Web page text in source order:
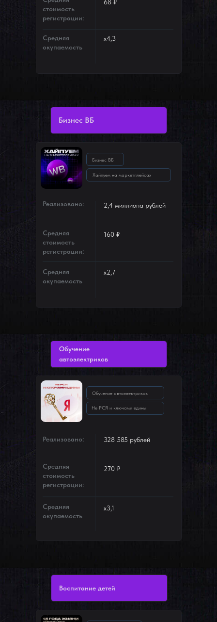
68 ₽
х4,3
стоимость
регистрации:
Средняя
окупаемость
2,4 миллиона рублей
160 ₽
х2,7
Реализовано:
Средняя
стоимость
регистрации:
Средняя
окупаемость
Бизнес ВБ
Хайпуем на маркетплейсах
Бизнес ВБ
328 585 рублей
270 ₽
х3,1
Реализовано:
Средняя
стоимость
регистрации:
Средняя
окупаемость
Обучение автоэлектриков
Не РСЯ и ключами едины
Обучение
автоэлектриков
Воспитание детей